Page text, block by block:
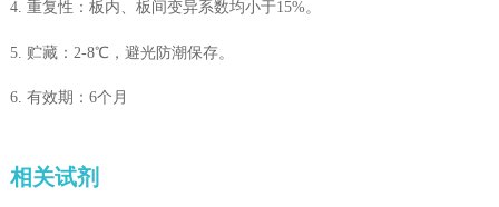
4. 重复性：板内、板间变异系数均小于15%。
5. 贮藏：2-8℃，避光防潮保存。
6. 有效期：6个月
相关试剂